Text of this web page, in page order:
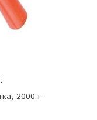
2000 г